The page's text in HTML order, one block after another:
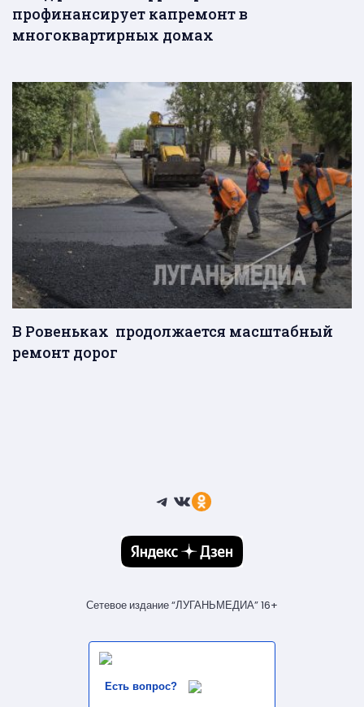
профинансирует капремонт в
многоквартирных домах
В Ровеньках продолжается масштабный
ремонт дорог
Telegram
ВКонтакте
Ссылка
Сетевое издание “ЛУГАНЬМЕДИА” 16+
Есть вопрос?